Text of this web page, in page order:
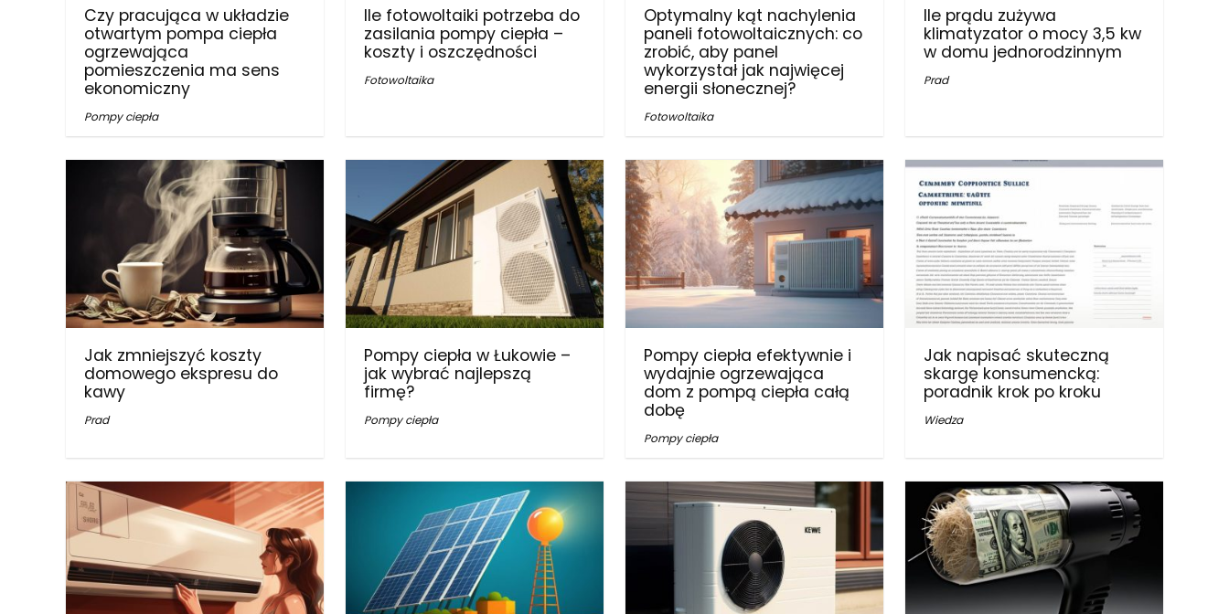
Czy pracująca w układzie
otwartym pompa ciepła
ogrzewająca
pomieszczenia ma sens
ekonomiczny
Pompy ciepła
Ile fotowoltaiki potrzeba do
zasilania pompy ciepła –
koszty i oszczędności
Fotowoltaika
Optymalny kąt nachylenia
paneli fotowoltaicznych: co
zrobić, aby panel
wykorzystał jak najwięcej
energii słonecznej?
Fotowoltaika
Ile prądu zużywa
klimatyzator o mocy 3,5 kw
w domu jednorodzinnym
Prad
Jak zmniejszyć koszty
domowego ekspresu do
kawy
Prad
Pompy ciepła w Łukowie –
jak wybrać najlepszą
firmę?
Pompy ciepła
Pompy ciepła efektywnie i
wydajnie ogrzewająca
dom z pompą ciepła całą
dobę
Pompy ciepła
Jak napisać skuteczną
skargę konsumencką:
poradnik krok po kroku
Wiedza